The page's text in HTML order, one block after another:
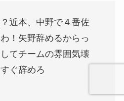
近本、中野で４番佐
！矢野辞めるからっ
てチームの雰囲気壊
ぐ辞めろ